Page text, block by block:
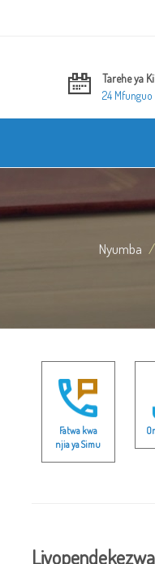
Tarehe ya
24 Mfunguo
Nyumba
Fatwa kwa
njia ya Simu